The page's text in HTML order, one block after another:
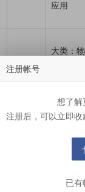
应用
3区
大类：
大类：
注册帐号
想了解
注册后，可以立即收
已